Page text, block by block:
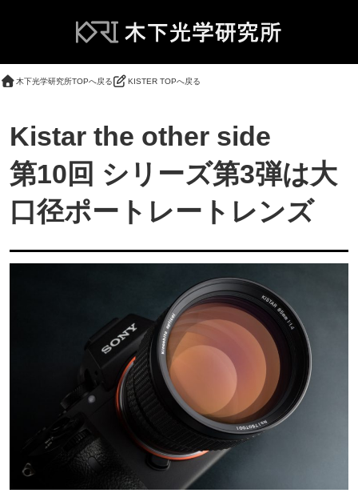
木下光学研究所TOPへ戻る KISTER TOPへ戻る
Kistar the other side
第10回 シリーズ第3弾は大
口径ポートレートレンズ